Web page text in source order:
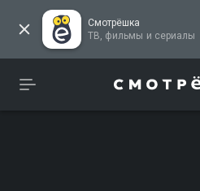
Смотрёшка
ТВ, фильмы и сериалы